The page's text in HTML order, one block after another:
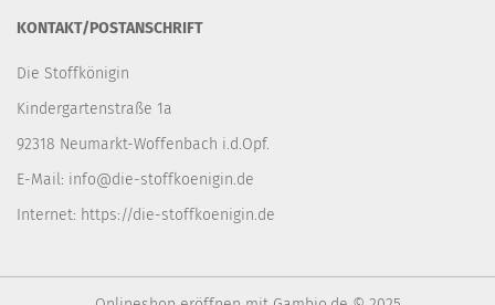
KONTAKT/POSTANSCHRIFT
Die Stoffkönigin
Kindergartenstraße 1a
92318 Neumarkt-Woffenbach i.d.Opf.
E-Mail: info@die-stoffkoenigin.de
Internet: https://die-stoffkoenigin.de